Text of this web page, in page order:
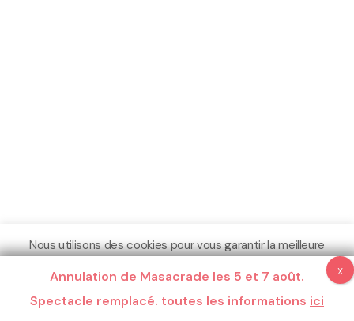
Nous utilisons des cookies pour vous garantir la meilleure
expérience sur notre site.
Plus d'informations
Compris Ne pas me pister
Annulation de Masacrade les 5 et 7 août.
Spectacle remplacé. toutes les informations ici